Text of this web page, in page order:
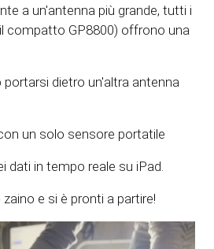
a un'antenna più grande, tutti i
compatto GP8800) offrono una
dietro un'altra antenna
un solo sensore portatile
dati in tempo reale su iPad.
e si è pronti a partire!